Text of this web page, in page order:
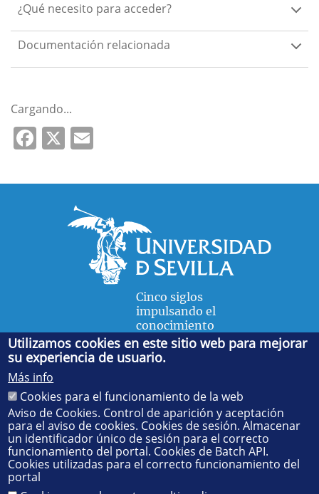
¿Qué necesito para acceder?
Documentación relacionada
Cargando...
Facebook
X
Cinco siglos
impulsando el
conocimiento
FACULTAD DE FÍSICA
Avda. de la Reina Mercedes, s/n. 41012 Sevilla. Tel.:
55 28 91. Administración:administradorfisica@us.es
Secretaría:jsecfisi@us.es- Decanato:ffisaog@us.es
Utilizamos cookies en este sitio web para mejorar
su experiencia de usuario.
Más info
Cookies para el funcionamiento de la web
Aviso de Cookies. Control de aparición y aceptación
para el aviso de cookies. Cookies de sesión. Almacenar
un identificador único de sesión para el correcto
funcionamiento del portal. Cookies de Batch API.
Cookies utilizadas para el correcto funcionamiento del
portal